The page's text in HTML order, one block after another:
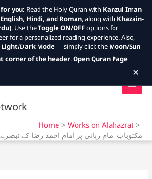
Home
Works on Alahazrat
مکتوباتِ امام ربانی پر امام احمد رضا کے تبصرے
you: Read the Holy Quran with Kanzul Iman
Hindi, and Roman, along with Khazain-
. Use theToggle ON/OFFoptions for
for a personalized reading experience. Also,
Light/Dark Mode— simply click the Moon/Sun
corner of the header.Open Quran Page
×